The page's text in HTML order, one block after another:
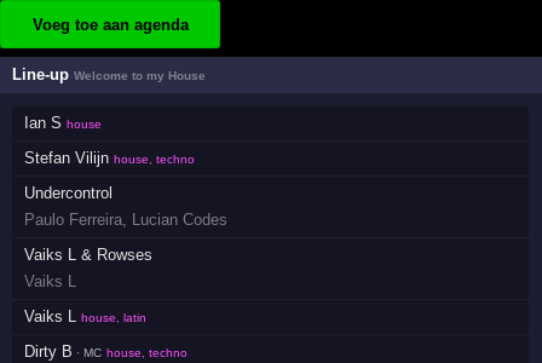
Voeg toe aan agenda
Line-upWelcome to my House
Ian S house
Stefan Vilijn house, techno
Undercontrol
Paulo Ferreira
Lucian Codes
Vaiks L & Rowses
Vaiks L
Vaiks L house, latin
Dirty B · MC house, techno